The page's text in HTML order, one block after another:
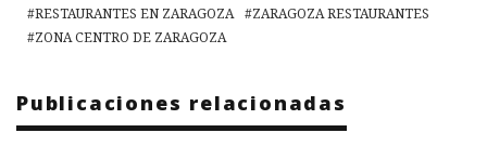
RESTAURANTES EN ZARAGOZA
ZARAGOZA RESTAURANTES
ZONA CENTRO DE ZARAGOZA
Publicaciones relacionadas